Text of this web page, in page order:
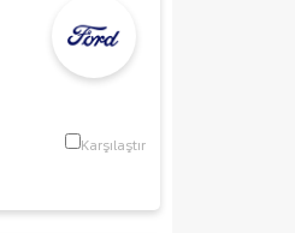
Karşılaştır